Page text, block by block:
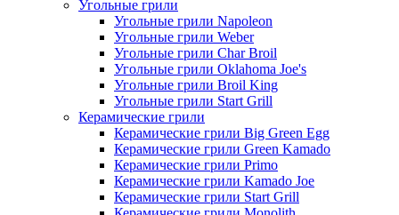
Угольные грили
Угольные грили Napoleon
Угольные грили Weber
Угольные грили Char Broil
Угольные грили Oklahoma Joe's
Угольные грили Broil King
Угольные грили Start Grill
Керамические грили
Керамические грили Big Green Egg
Керамические грили Green Kamado
Керамические грили Primo
Керамические грили Kamado Joe
Керамические грили Start Grill